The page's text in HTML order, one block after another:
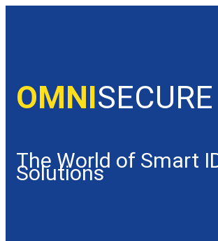
OMNISECURE
The World of Smart
Solutions